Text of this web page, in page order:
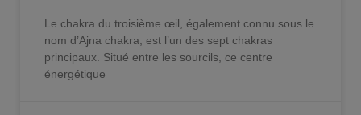
Le chakra du troisième œil, également connu sous le
nom d’Ajna chakra, est l’un des sept chakras
principaux. Situé entre les sourcils, ce centre
énergétique